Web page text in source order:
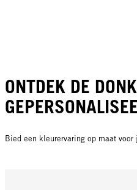
ONTDEK DE
Bied een kleurervaring op maat